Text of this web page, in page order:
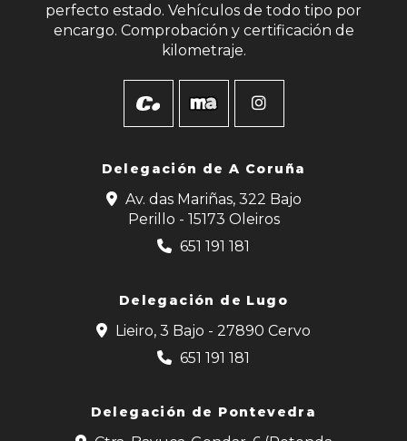
perfecto estado. Vehículos de todo tipo por
encargo. Comprobación y certificación de
kilometraje.
Delegación deA Coruña
Av. das Mariñas, 322 Bajo
Perillo - 15173 Oleiros
651 191 181
Delegación de Lugo
Lieiro, 3 Bajo - 27890 Cervo
651 191 181
Delegación de Pontevedra